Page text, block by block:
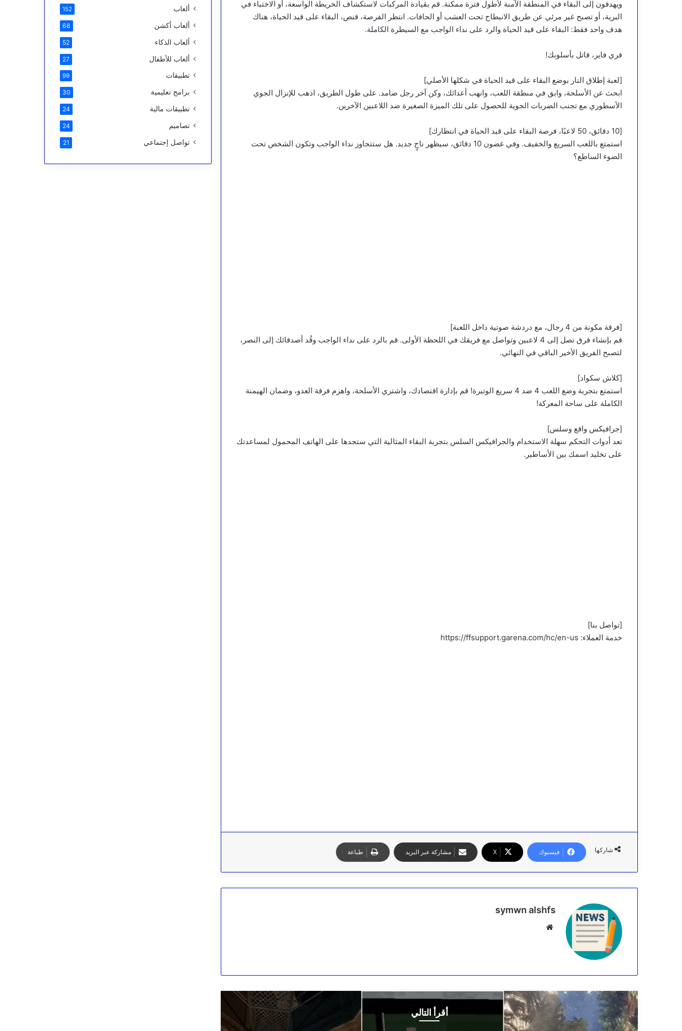
ويهدفون إلى البقاء في المنطقة الآمنة لأطول فترة ممكنة. قم بقيادة المركبات لاستكشاف الخريطة الواسعة، أو الاختباء في
البرية، أو تصبح غير مرئي عن طريق الانبطاح تحت العشب أو الحافات. انتظر الفرصة، قنص، البقاء على قيد الحياة، هناك
هدف واحد فقط: البقاء على قيد الحياة والرد على نداء الواجب مع السيطرة الكاملة.
فري فاير، قاتل بأسلوبك!
[لعبة إطلاق النار بوضع البقاء على قيد الحياة في شكلها الأصلي]
ابحث عن الأسلحة، وابق في منطقة اللعب، وانهب أعدائك، وكن آخر رجل صامد. على طول الطريق، اذهب للإنزال الجوي
الأسطوري مع تجنب الضربات الجوية للحصول على تلك الميزة الصغيرة ضد اللاعبين الآخرين.
[10 دقائق، 50 لاعبًا، فرصة البقاء على قيد الحياة في انتظارك]
استمتع باللعب السريع والخفيف. وفي غضون 10 دقائق، سيظهر ناجٍ جديد. هل ستتجاوز نداء الواجب وتكون الشخص تحت
الضوء الساطع؟
[فرقة مكونة من 4 رجال، مع دردشة صوتية داخل اللعبة]
قم بإنشاء فرق تصل إلى 4 لاعبين وتواصل مع فريقك في اللحظة الأولى. قم بالرد على نداء الواجب وقُد أصدقائك إلى النصر،
لتصبح الفريق الأخير الباقي في النهائي.
[كلاش سكواد]
استمتع بتجربة وضع اللعب 4 ضد 4 سريع الوتيرة! قم بإدارة اقتصادك، واشتري الأسلحة، واهزم فرقة العدو، وضمان الهيمنة
الكاملة على ساحة المعركة!
[جرافيكس واقع وسلس]
تعد أدوات التحكم سهلة الاستخدام والجرافيكس السلس بتجربة البقاء المثالية التي ستجدها على الهاتف المحمول لمساعدتك
على تخليد اسمك بين الأساطير.
[تواصل بنا]
خدمة العملاء: https://ffsupport.garena.com/hc/en-us
شاركها فيسبوك ‫X مشاركة عبر البريد طباعة
symwn alshfs
أقرأ التالي
ألعاب 152
ألعاب أكشن 68
ألعاب الذكاء 52
ألعاب للأطفال 27
تطبيقات 99
برامج تعليمية 30
تطبيقات مالية 24
تصاميم 24
تواصل إجتماعي 21